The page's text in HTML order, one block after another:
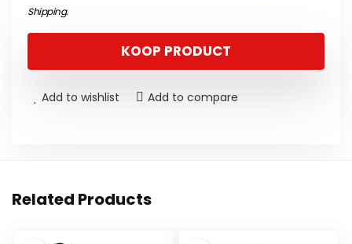
Shipping.
KOOP PRODUCT
Add to wishlist Add to compare
Related Products